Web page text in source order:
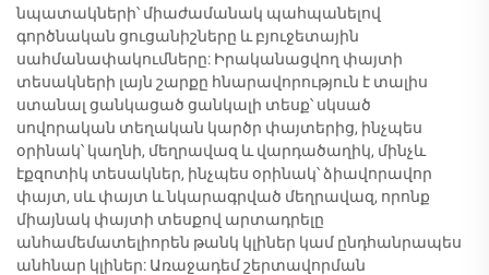
նպատակների՝ միաժամանակ պահպանելով
գործնական ցուցանիշները և բյուջետային
սահմանափակումները: Իրականացվող փայտի
տեսակների լայն շարքը հնարավորություն է տալիս
ստանալ ցանկացած ցանկալի տեսք՝ սկսած
սովորական տեղական կարծր փայտերից, ինչպես
օրինակ՝ կաղնի, մեղրավազ և վարդածաղիկ, մինչև
էքզոտիկ տեսակներ, ինչպես օրինակ՝ ձիավորավոր
փայտ, սև փայտ և նկարագրված մեղրավազ, որոնք
միայնակ փայտի տեսքով արտադրելը
անհամեմատելիորեն թանկ կլիներ կամ ընդհանրապես
անհնար կլիներ: Առաջադեմ շերտավորման